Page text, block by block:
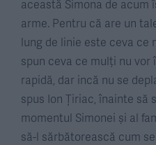
această Simona de
arme. Pentru că are un
lung de linie este ceva ce
spun ceva ce mulți nu vor
rapidă, dar incă nu se
spus Ion Țiriac, înainte să
momentul Simonei și al
să-l sărbătorească cum